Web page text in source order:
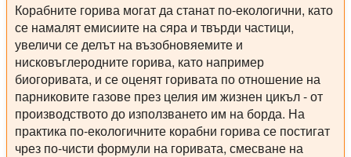
Корабните горива могат да станат по-екологични, като
се намалят емисиите на сяра и твърди частици,
увеличи се делът на възобновяемите и
нисковъглеродните горива, като например
биогоривата, и се оценят горивата по отношение на
парниковите газове през целия им жизнен цикъл - от
производството до използването им на борда. На
практика по-екологичните корабни горива се постигат
чрез по-чисти формули на горивата, смесване на